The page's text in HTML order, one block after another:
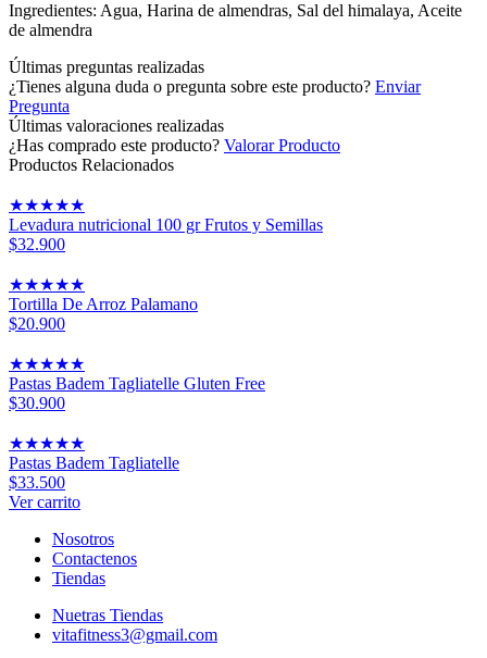
Ingredientes: Agua, Harina de almendras, Sal del himalaya, Aceite
de almendra
Últimas preguntas realizadas
¿Tienes alguna duda o pregunta sobre este producto? Enviar
Pregunta
Últimas valoraciones realizadas
¿Has comprado este producto? Valorar Producto
Productos Relacionados
★★★★★
Levadura nutricional 100 gr Frutos y Semillas
$32.900
★★★★★
Tortilla De Arroz Palamano
$20.900
★★★★★
Pastas Badem Tagliatelle Gluten Free
$30.900
★★★★★
Pastas Badem Tagliatelle
$33.500
Ver carrito
Nosotros
Contactenos
Tiendas
Nuetras Tiendas
vitafitness3@gmail.com